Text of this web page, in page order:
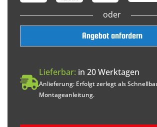
oder
Angebot anfordern
Lieferbar: in 20 Werktagen
Anlieferung: Erfolgt zerlegt als
Montageanleitung.